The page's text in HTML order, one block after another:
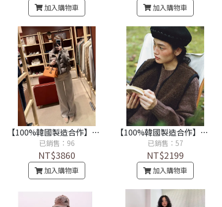
加入購物車 加入購物車
【100%韓國製造合作】氣質簡約風保暖小立領短版羽絨外套《設計師款100%保證品質佳》
已銷售：96
NT$3860
加入購物車
【100%韓國製造合作】冬季新款韓國設計師urba*ic30通勤疊穿羊毛無袖馬甲《設計師款100%保證品質佳》
已銷售：57
NT$2199
加入購物車